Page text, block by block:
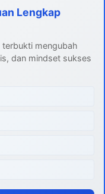
Lengkap
terbukti mengubah
dan mindset sukses